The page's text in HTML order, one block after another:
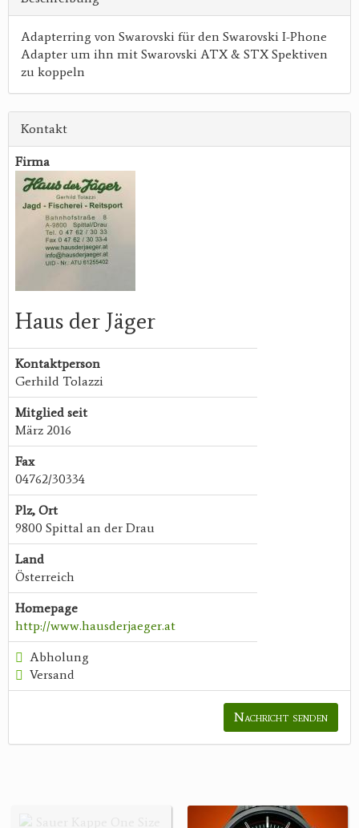
Adapterring von Swarovski für den Swarovski I-Phone
Adapter um ihn mit Swarovski ATX & STX Spektiven
zu koppeln
Kontakt
Firma
Haus der Jäger
Kontaktperson
Gerhild Tolazzi
Mitglied seit
März 2016
Fax
04762/30334
Plz, Ort
9800 Spittal an der Drau
Land
Österreich
Homepage
http://www.hausderjaeger.at
Abholung
Versand
Nachricht senden